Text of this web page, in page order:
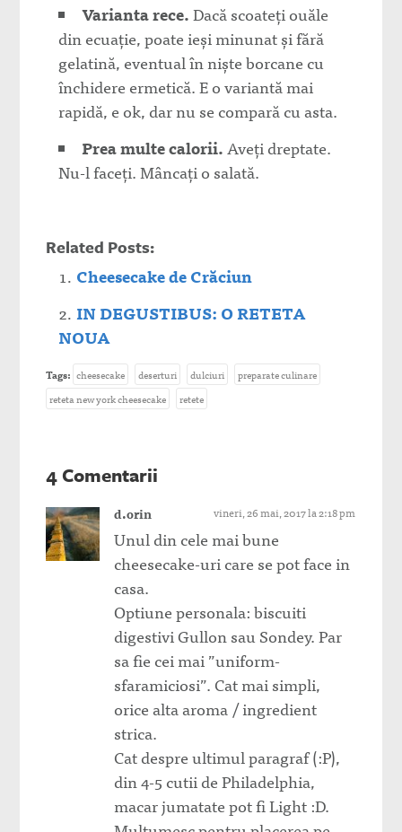
Varianta rece.Dacă scoateți ouăle
din ecuație, poate ieși minunat și fără
gelatină, eventual în niște borcane cu
închidere ermetică. E o variantă mai
rapidă, e ok, dar nu se compară cu asta.
Prea multe calorii.Aveți dreptate.
Nu-l faceți. Mâncați o salată.
Related Posts:
Cheesecake de Crăciun
IN DEGUSTIBUS: O RETETA
NOUA
Tags: cheesecake deserturi dulciuri
preparate culinare
reteta new york cheesecake
retete
4 Comentarii
d.orin vineri, 26 mai, 2017 la 2:18 pm
Unul din cele mai bune
cheesecake-uri care se pot face in
casa.
Optiune personala: biscuiti
digestivi Gullon sau Sondey. Par
sa fie cei mai ”uniform-
sfaramiciosi”. Cat mai simpli,
orice alta aroma / ingredient
strica.
Cat despre ultimul paragraf (:P),
din 4-5 cutii de Philadelphia,
macar jumatate pot fi Light :D.